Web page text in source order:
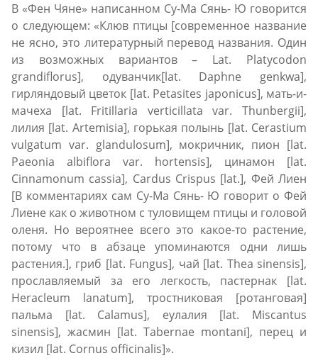
В «Фен Чяне» написанном Су-Ма Сянь- Ю говорится
о следующем: «Клюв птицы [современное название
не ясно, это литературный перевод названия. Один
из возможных вариантов – Lat. Platycodon
grandiflorus], одуванчик[lat. Daphne genkwa],
гирляндовый цветок [lat. Petasites japonicus], мать-и-
мачеха [lat. Fritillaria verticillata var. Thunbergii],
лилия [lat. Artemisia], горькая полынь [lat. Cerastium
vulgatum var. glandulosum], мокричник, пион [lat.
Paeonia albiflora var. hortensis], цинамон [lat.
Cinnamonum cassia], Cardus Crispus [lat.], Фей Лиен
[В комментариях сам Су-Ма Сянь- Ю говорит о Фей
Лиене как о животном с туловищем птицы и головой
оленя. Но вероятнее всего это какое-то растение,
потому что в абзаце упоминаются одни лишь
растения.], гриб [lat. Fungus], чай [lat. Thea sinensis],
прославляемый за его легкость, пастернак [lat.
Heracleum lanatum], тростниковая [ротанговая]
пальма [lat. Calamus], еулалия [lat. Miscantus
sinensis], жасмин [lat. Tabernae montani], перец и
кизил [lat. Cornus officinalis]».